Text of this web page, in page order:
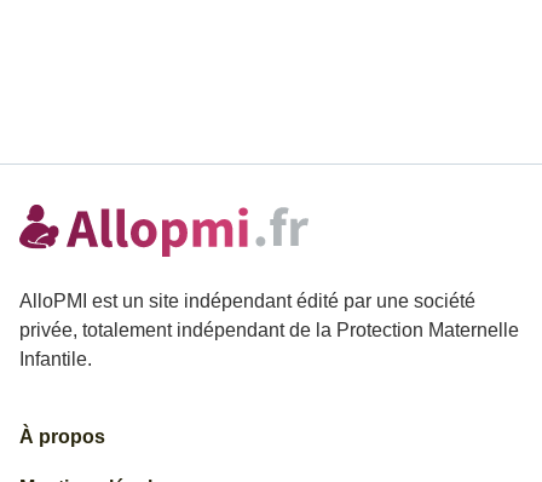
AlloPMI est un site indépendant édité par une société
privée, totalement indépendant de la Protection Maternelle
Infantile.
À propos